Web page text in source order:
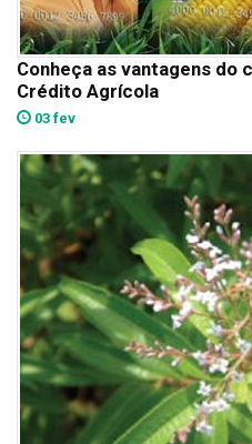
Conheça as vantagens do
Crédito Agrícola
03 fev